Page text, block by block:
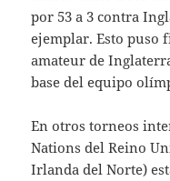
por 53 a 3 contra
ejemplar. Esto puso
amateur de
base del equipo
En otros torneos
Nations del Reino
Irlanda del Norte)